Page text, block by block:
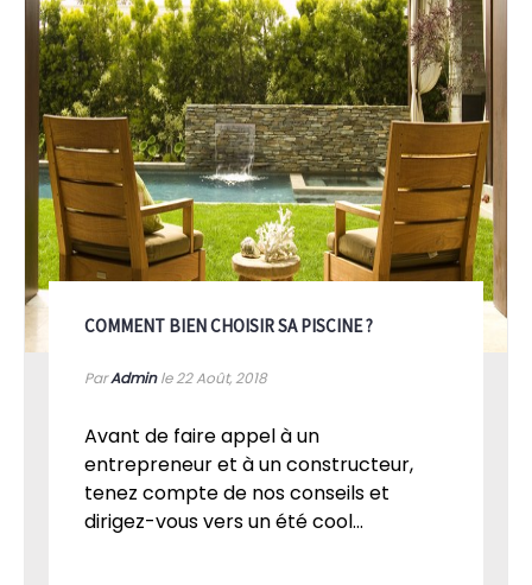
COMMENT BIEN CHOISIR SA PISCINE ?
ParAdminle 22Août, 2018
Avant de faire appel à un
entrepreneur et à un constructeur,
tenez compte de nos conseils et
dirigez-vous vers un été cool...